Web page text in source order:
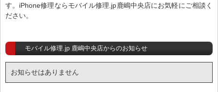
す。iPhone修理ならモバイル修理.jp鹿嶋中央店にお気軽にご相談く
ださい。
モバイル修理.jp 鹿嶋中央店からのお知らせ
お知らせはありません